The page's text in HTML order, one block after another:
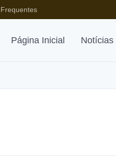
Página Inicial Notícias